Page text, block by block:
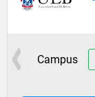
Campus